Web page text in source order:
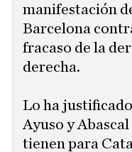
manifestación
Barcelona
fracaso de la
derecha.
​Lo ha
Ayuso y
tienen para